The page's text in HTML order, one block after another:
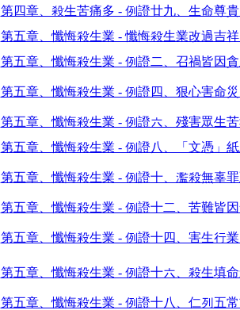
第四章、殺生苦痛多 - 例證廿九、生命尊
第五章、懺悔殺生業 - 懺悔殺生業改過吉
第五章、懺悔殺生業 - 例證二、召禍皆因
第五章、懺悔殺生業 - 例證四、狠心害命
第五章、懺悔殺生業 - 例證六、殘害眾生
第五章、懺悔殺生業 - 例證八、「文憑」
第五章、懺悔殺生業 - 例證十、濫殺無辜
第五章、懺悔殺生業 - 例證十二、苦難皆
第五章、懺悔殺生業 - 例證十四、害生行
第五章、懺悔殺生業 - 例證十六、殺生填
第五章、懺悔殺生業 - 例證十八、仁列五